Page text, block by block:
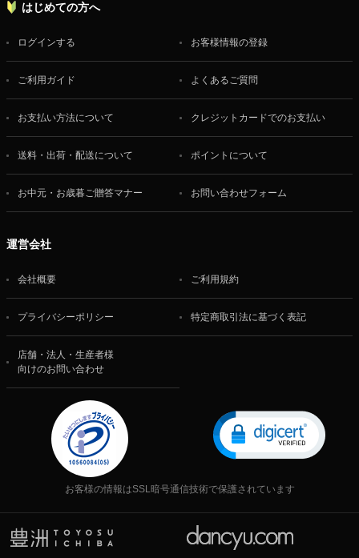
はじめての方へ
ログインする お客様情報の登録
ご利用ガイド よくあるご質問
お支払い方法について クレジットカードでのお支払い
送料・出荷・配送について ポイントについて
お中元・お歳暮ご贈答マナー お問い合わせフォーム
運営会社
会社概要 ご利用規約
プライバシーポリシー 特定商取引法に基づく表記
店舗・法人・生産者様
向けのお問い合わせ
お客様の情報はSSL暗号通信技術で保護されています